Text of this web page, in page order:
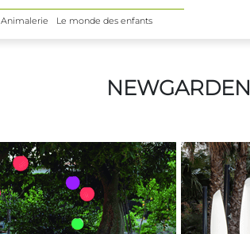
Animalerie Le monde des enfants
NEWGARDEN